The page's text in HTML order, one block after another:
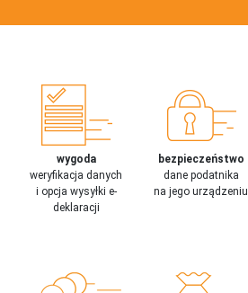
wygoda
weryfikacja danych
i opcja wysyłki e-
deklaracji
bezpieczeństwo
dane podatnika
na jego urządzeniu